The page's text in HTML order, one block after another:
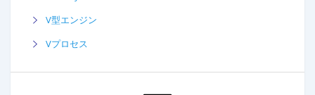
V型エンジン
Vプロセス